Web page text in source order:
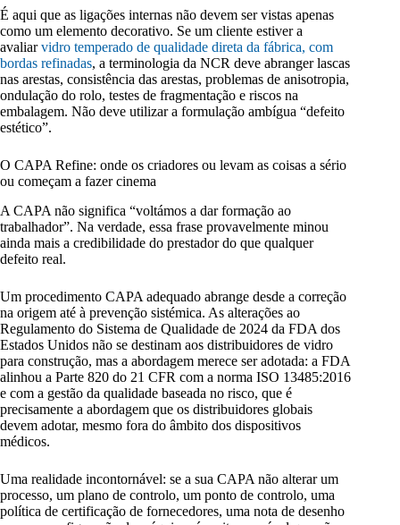
É aqui que as ligações internas não devem ser vistas apenas
como um elemento decorativo. Se um cliente estiver a
avaliarvidro temperado de qualidade direta da fábrica, com
bordas refinadas, a terminologia da NCR deve abranger lascas
nas arestas, consistência das arestas, problemas de anisotropia,
ondulação do rolo, testes de fragmentação e riscos na
embalagem. Não deve utilizar a formulação ambígua “defeito
estético”.
O CAPA Refine: onde os criadores ou levam as coisas a sério
ou começam a fazer cinema
A CAPA não significa “voltámos a dar formação ao
trabalhador”. Na verdade, essa frase provavelmente minou
ainda mais a credibilidade do prestador do que qualquer
defeito real.
Um procedimento CAPA adequado abrange desde a correção
na origem até à prevenção sistémica. As alterações ao
Regulamento do Sistema de Qualidade de 2024 da FDA dos
Estados Unidos não se destinam aos distribuidores de vidro
para construção, mas a abordagem merece ser adotada: a FDA
alinhou a Parte 820 do 21 CFR com a norma ISO 13485:2016
e com a gestão da qualidade baseada no risco, que é
precisamente a abordagem que os distribuidores globais
devem adotar, mesmo fora do âmbito dos dispositivos
médicos.
Uma realidade incontornável: se a sua CAPA não alterar um
processo, um plano de controlo, um ponto de controlo, uma
política de certificação de fornecedores, uma nota de desenho